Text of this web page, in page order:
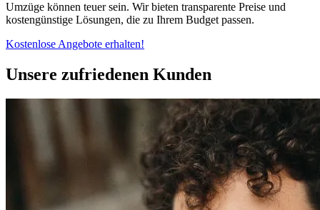
Umzüge können teuer sein. Wir bieten transparente Preise und
kostengünstige Lösungen, die zu Ihrem Budget passen.
Kostenlose Angebote erhalten!
Unsere zufriedenen Kunden